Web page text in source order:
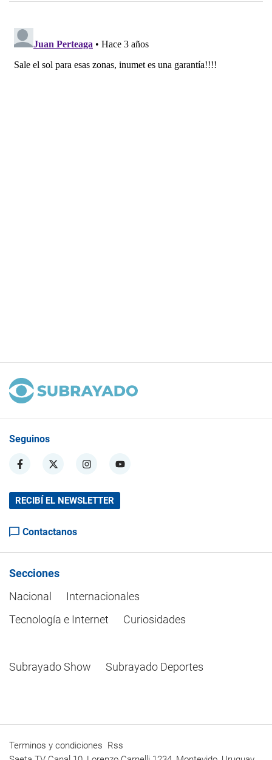
Seguinos
RECIBÍ EL NEWSLETTER
Contactanos
Secciones
Nacional
Internacionales
Tecnología e Internet
Curiosidades
Subrayado Show Subrayado Deportes
Terminos y condiciones Rss